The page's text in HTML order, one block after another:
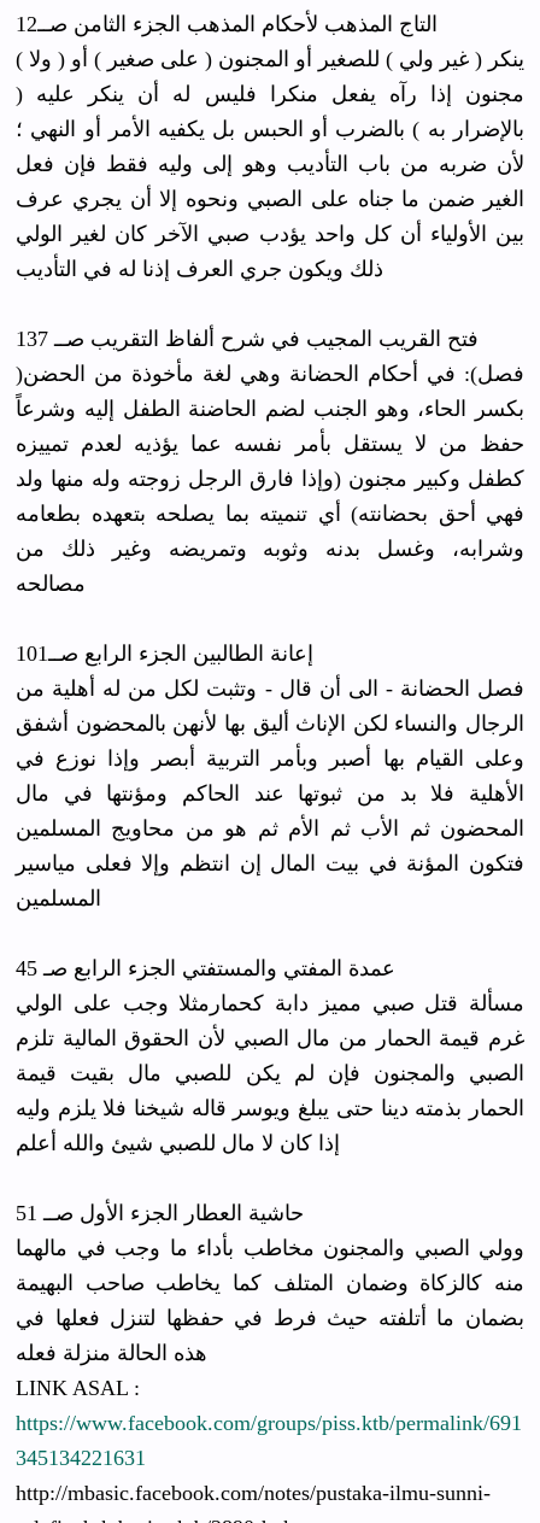
التاج المذهب لأحكام المذهب الجزء الثامن صــ12
( ولا ) ينكر ( غير ولي ) للصغير أو المجنون ( على صغير ) أو
مجنون إذا رآه يفعل منكرا فليس له أن ينكر عليه (
بالإضرار به ) بالضرب أو الحبس بل يكفيه الأمر أو النهي ؛
لأن ضربه من باب التأديب وهو إلى وليه فقط فإن فعل
الغير ضمن ما جناه على الصبي ونحوه إلا أن يجري عرف
بين الأولياء أن كل واحد يؤدب صبي الآخر كان لغير الولي
ذلك ويكون جري العرف إذنا له في التأديب
فتح القريب المجيب في شرح ألفاظ التقريب صــ 137
)فصل): في أحكام الحضانة وهي لغة مأخوذة من الحضن
بكسر الحاء، وهو الجنب لضم الحاضنة الطفل إليه وشرعاً
حفظ من لا يستقل بأمر نفسه عما يؤذيه لعدم تمييزه
كطفل وكبير مجنون (وإذا فارق الرجل زوجته وله منها ولد
فهي أحق بحضانته) أي تنميته بما يصلحه بتعهده بطعامه
وشرابه، وغسل بدنه وثوبه وتمريضه وغير ذلك من
مصالحه
إعانة الطالبين الجزء الرابع صــ101
فصل الحضانة - الى أن قال - وتثبت لكل من له أهلية من
الرجال والنساء لكن الإناث أليق بها لأنهن بالمحضون أشفق
وعلى القيام بها أصبر وبأمر التربية أبصر وإذا نوزع في
الأهلية فلا بد من ثبوتها عند الحاكم ومؤنتها في مال
المحضون ثم الأب ثم الأم ثم هو من محاويج المسلمين
فتكون المؤنة في بيت المال إن انتظم وإلا فعلى مياسير
المسلمين
عمدة المفتي والمستفتي الجزء الرابع صـ 45
مسألة قتل صبي مميز دابة كحمارمثلا وجب على الولي
غرم قيمة الحمار من مال الصبي لأن الحقوق المالية تلزم
الصبي والمجنون فإن لم يكن للصبي مال بقيت قيمة
الحمار بذمته دينا حتى يبلغ ويوسر قاله شيخنا فلا يلزم وليه
إذا كان لا مال للصبي شيئ والله أعلم
حاشية العطار الجزء الأول صــ 51
وولي الصبي والمجنون مخاطب بأداء ما وجب في مالهما
منه كالزكاة وضمان المتلف كما يخاطب صاحب البهيمة
بضمان ما أتلفته حيث فرط في حفظها لتنزل فعلها في
هذه الحالة منزلة فعله
LINK ASAL :
https://www.facebook.com/groups/piss.ktb/permalink/691
345134221631
http://mbasic.facebook.com/notes/pustaka-ilmu-sunni-